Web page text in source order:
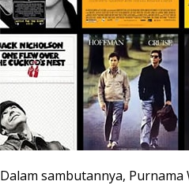
Dalam sambutannya,